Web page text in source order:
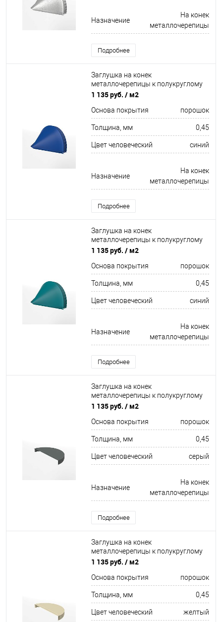
Назначение
На конек
металлочерепицы
Подробнее
Заглушка на конек
металлочерепицы к полукруглому
коньку конусная для кровли
покрытием 0,45x301мм RAL 5005
1 135 руб. / м2
Основа покрытия порошок
Толщина, мм 0,45
Цвет человеческий синий
Назначение
На конек
металлочерепицы
Подробнее
Заглушка на конек
металлочерепицы к полукруглому
коньку конусная для кровли
покрытием 0,45x301мм RAL 5021
1 135 руб. / м2
Основа покрытия порошок
Толщина, мм 0,45
Цвет человеческий синий
Назначение
На конек
металлочерепицы
Подробнее
Заглушка на конек
металлочерепицы к полукруглому
коньку торцевая для кровли
покрытием 0,45x220мм RAL 7005
1 135 руб. / м2
Основа покрытия порошок
Толщина, мм 0,45
Цвет человеческий серый
Назначение
На конек
металлочерепицы
Подробнее
Заглушка на конек
металлочерепицы к полукруглому
коньку торцевая для кровли
покрытием 0,45x220мм RAL 1015
1 135 руб. / м2
Основа покрытия порошок
Толщина, мм 0,45
Цвет человеческий желтый